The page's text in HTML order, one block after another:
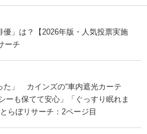
」は？【2026年版・人気投票実施
ーチ
た」 カインズの“車内遮光カーテ
ーも保てて安心」「ぐっすり眠れま
らぼリサーチ：2ページ目